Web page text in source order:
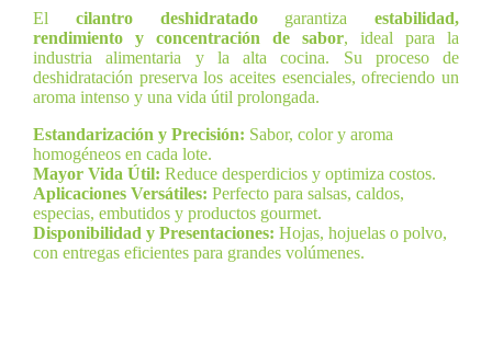
El cilantro deshidratado garantiza estabilidad,
rendimiento y concentración de sabor, ideal para la
industria alimentaria y la alta cocina. Su proceso de
deshidratación preserva los aceites esenciales, ofreciendo un
aroma intenso y una vida útil prolongada.
Estandarización y Precisión: Sabor, color y aroma
homogéneos en cada lote.
Mayor Vida Útil: Reduce desperdicios y optimiza costos.
Aplicaciones Versátiles: Perfecto para salsas, caldos,
especias, embutidos y productos gourmet.
Disponibilidad y Presentaciones: Hojas, hojuelas o polvo,
con entregas eficientes para grandes volúmenes.